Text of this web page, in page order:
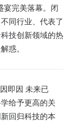
宴完美落幕。闭
同行业、代表了
技创新领域的热
惑。
即因 未来已
给予更高的关
回归科技的本